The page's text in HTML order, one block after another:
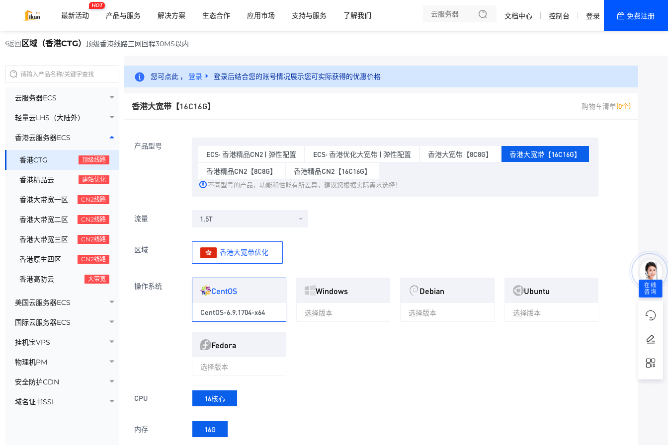
最新活动
HOT
产品与服务 解决方案 生态合作 应用市场 支持与服务
了解我们
文档中心 控制台 登录 免费注册
返回 区域（香港CTG） 顶级香港线路三网回程30MS以内
云服务器ECS
轻量云LHS（大陆外）
香港云服务器ECS
香港CTG 顶级线路
香港精品云 建站优化
香港大带宽一区 CN2线路
香港大带宽二区 CN2线路
香港大带宽三区 CN2线路
香港原生四区 CN2线路
香港高防云 大带宽
美国云服务器ECS
国际云服务器ECS
挂机宝VPS
物理机PM
安全防护CDN
域名证书SSL
您可点此 ， 登录 登录后结合您的账号情况展示您可实际获得的优惠价格
香港大宽带【16C16G】 购物车清单(0个)
产品型号
ECS· 香港精品CN2 | 弹性配置
ECS· 香港优化大宽带 | 弹性配置 香港大宽带【8C8G】
香港大宽带【16C16G】
香港精品CN2【8C8G】
香港精品CN2【16C16G】
不同型号的产品，功能和性能有所差异，建议您根据实际需求选择！
流量 1.5T
区域 香港大宽带优化
操作系统 CentOS
CentOS-6.9.1704-x64
Windows
选择版本
Debian
选择版本
Ubuntu
选择版本
Fedora
选择版本
CPU 16核心
内存 16G
在线
咨询